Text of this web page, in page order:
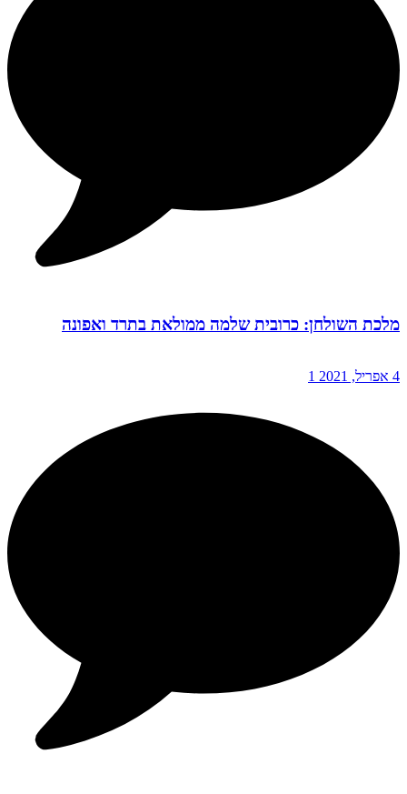
מלכת השולחן: כרובית שלמה ממולאת בתרד ואפונה
4 אפריל, 2021 1